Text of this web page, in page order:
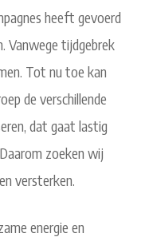
heeft gevoerd
Vanwege tijdgebrek
Tot nu toe kan
de verschillende
dat gaat lastig
zoeken wij
versterken.
energie en